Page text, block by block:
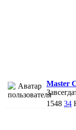
Master
1548 34